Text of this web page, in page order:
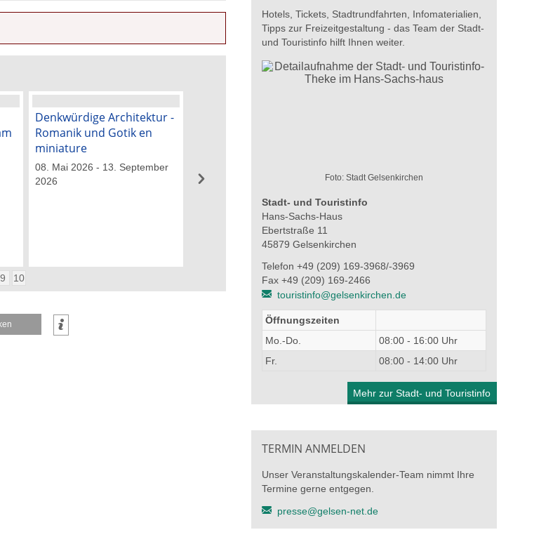
Denkwürdige Architektur -
Romanik und Gotik en
miniature
08. Mai 2026 - 13. September
2026
9 10
Hotels, Tickets, Stadtrundfahrten, Infomaterialien,
Tipps zur Freizeitgestaltung - das Team der Stadt-
und Touristinfo hilft Ihnen weiter.
Foto: Stadt Gelsenkirchen
Stadt- und Touristinfo
Hans-Sachs-Haus
Ebertstraße 11
45879 Gelsenkirchen
Telefon +49 (209) 169-3968/-3969
Fax +49 (209) 169-2466
touristinfo@gelsenkirchen.de
Öffnungszeiten
Mo.-Do.
08:00 - 16:00 Uhr
Fr.
08:00 - 14:00 Uhr
Mehr zur Stadt- und Touristinfo
TERMIN ANMELDEN
Unser Veranstaltungskalender-Team nimmt Ihre
Termine gerne entgegen.
presse@gelsen-net.de